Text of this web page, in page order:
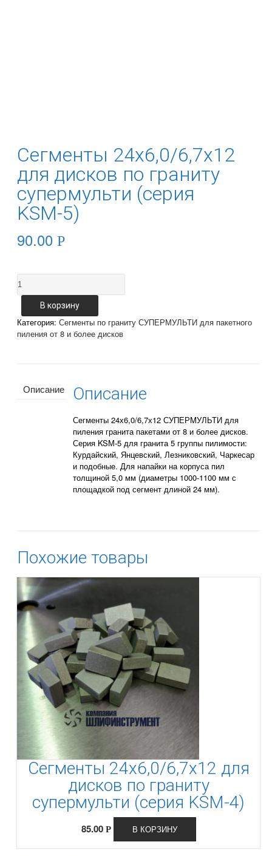
Сегменты 24х6,0/6,7х12
для дисков по граниту
супермульти (серия
KSМ-5)
90.00Р
Количество
24х6,0/6,7х12
для
дисков
по
KSМ-5)
В корзину
Категория:Сегменты по граниту СУПЕРМУЛЬТИ для пакетного
пиления от 8 и более дисков
Описание Описание
Сегменты 24х6,0/6,7х12 СУПЕРMУЛЬТИ для
пиления гранита пакетами от 8 и более дисков.
Серия KSМ-5 для гранита 5 группы пилимости:
Курдайский, Янцевский, Лезниковский, Чаркесар
и подобные. Для напайки на корпуса пил
толщиной 5,0 мм (диаметры 1000-1100 мм с
площадкой под сегмент длиной 24 мм).
Похожие товары
Сегменты 24х6,0/6,7х12 для
дисков по граниту
супермульти (серия KSМ-4)
85.00 Р В КОРЗИНУ